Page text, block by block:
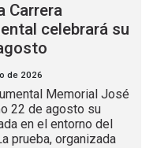
Carrera
celebrará su
de 2026
Memorial José
22 de agosto su
en el entorno del
prueba, organizada